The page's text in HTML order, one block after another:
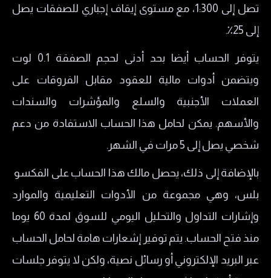
تصل إلى 1:300، مع مستوى إيقاف إجباري للصفقات يصل
إلى 25٪.
يتوفر الحساب أيضا بحد أدنى لحجم الصفقة 0.1 لوت
ويتضمن أدوات مالية للعقود مقابل الفروقات على
العملات الأجنبية والسلع والمؤشرات والسندات
والأسهم. يمكن لحامل هذا الحساب الاستفادة من دعم
شخصي يصل إلى 5 مرات في الشهر.
بالإضافة إلى ذلك، يحصل مالك هذا الحساب على الفكسو
بلس، وهي مجموعة من الأدوات التعليمية والموارد
وإشارات التداول والتحليل اليومي للسوق لمدة 60 يوما
منذ فتح الحساب. يتم توفير إشعارات هامة لحامل الحساب
عبر البريد الإلكتروني أو رسائل نصية، ولكن لا يتوفر جلسات